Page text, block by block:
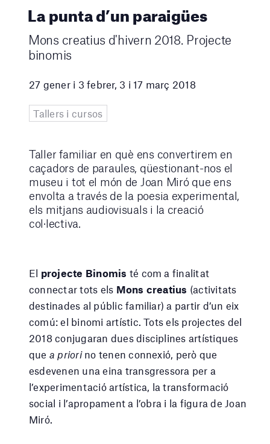
La punta d’un paraigües
Mons creatius d'hivern 2018. Projecte
binomis
27 gener i 3 febrer, 3 i 17 març 2018
Tallers i cursos
Taller familiar en què ens convertirem en
caçadors de paraules, qüestionant-nos el
museu i tot el món de Joan Miró que ens
envolta a través de la poesia experimental,
els mitjans audiovisuals i la creació
col·lectiva.
El projecte Binomis té com a finalitat
connectar tots els Mons creatius (activitats
destinades al públic familiar) a partir d’un eix
comú: el binomi artístic. Tots els projectes del
2018 conjugaran dues disciplines artístiques
que a priorino tenen connexió, però que
esdevenen una eina transgressora per a
l’experimentació artística, la transformació
social i l’apropament a l’obra i la figura de Joan
Miró.